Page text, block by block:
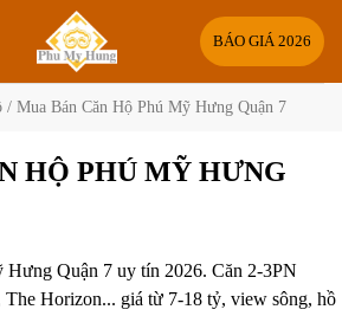
BÁO GIÁ 2026
/ Mua Bán Căn Hộ Phú Mỹ Hưng Quận 7
HỘ PHÚ MỸ HƯNG
Hưng Quận 7 uy tín 2026. Căn 2-3PN
Horizon... giá từ 7-18 tỷ, view sông, hồ